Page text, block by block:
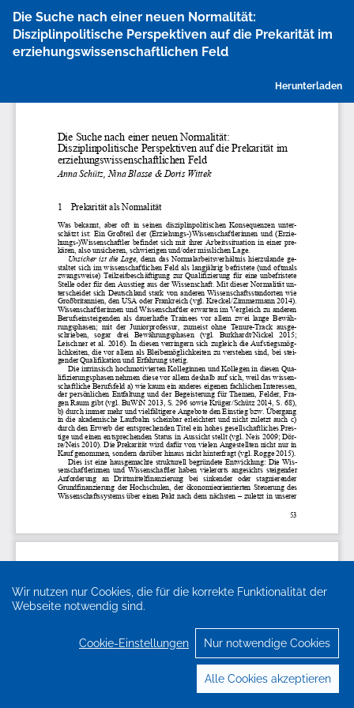
Wir nutzen nur Cookies, die für die korrekte Funktionalität der
Webseite notwendig sind.
Cookie-Einstellungen Nur notwendige Cookies
Alle Cookies akzeptieren
Artikeldetails
zurückkehren
Die Suche nach einer neuen Normalität:
Disziplinpolitische Perspektiven auf die Prekarität im
erziehungswissenschaftlichen Feld
Herunterladen